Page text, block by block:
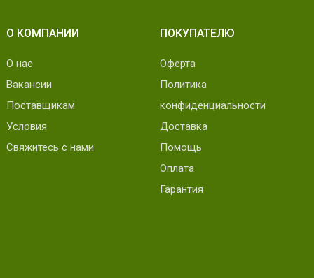
О КОМПАНИИ
О нас
Вакансии
Поставщикам
Условия
Свяжитесь с нами
ПОКУПАТЕЛЮ
Оферта
Политика
конфиденциальности
Доставка
Помощь
Оплата
Гарантия